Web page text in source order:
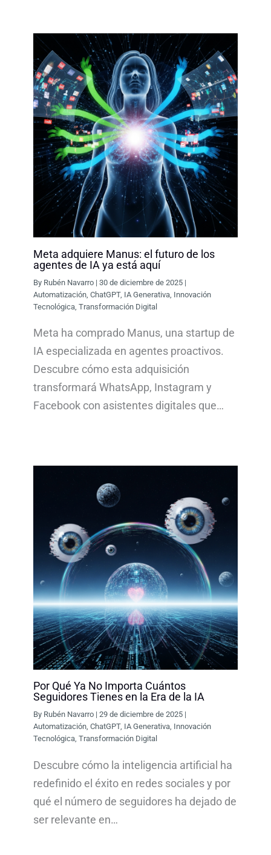
Meta adquiere Manus: el futuro de los
agentes de IA ya está aquí
By Rubén Navarro |30 de diciembre de 2025 |
Automatización ,ChatGPT, IA Generativa Innovación
Tecnológica ,Transformación Digital
Meta ha comprado Manus, una startup de
IA especializada en agentes proactivos.
Descubre cómo esta adquisición
transformará WhatsApp, Instagram y
Facebook con asistentes digitales que…
Por Qué Ya No Importa Cuántos
Seguidores Tienes en la Era de la IA
By Rubén Navarro |29 de diciembre de 2025 |
Automatización,ChatGPT, IA Generativa, Innovación
Tecnológica,Transformación Digital
Descubre cómo la inteligencia artificial ha
redefinido el éxito en redes sociales y por
qué el número de seguidores ha dejado de
ser relevante en…